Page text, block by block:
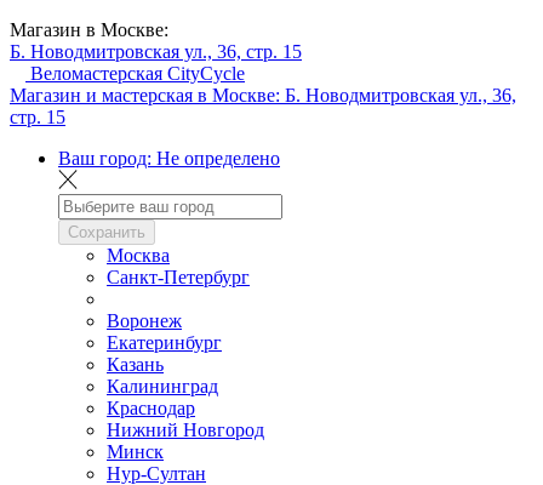
Магазин в Москве:
Б. Новодмитровская ул., 36, стр. 15
Веломастерская CityCycle
Магазин и мастерская в Москве: Б. Новодмитровская ул., 36,
стр. 15
Ваш город: Не определено
Сохранить
Москва
Санкт-Петербург
Воронеж
Екатеринбург
Казань
Калининград
Краснодар
Нижний Новгород
Минск
Нур-Султан